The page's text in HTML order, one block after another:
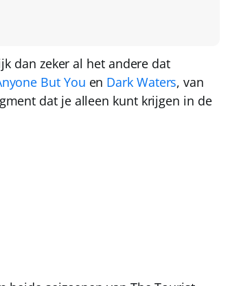
dan zeker al het andere dat
But You en Dark Waters, van
dat je alleen kunt krijgen in de